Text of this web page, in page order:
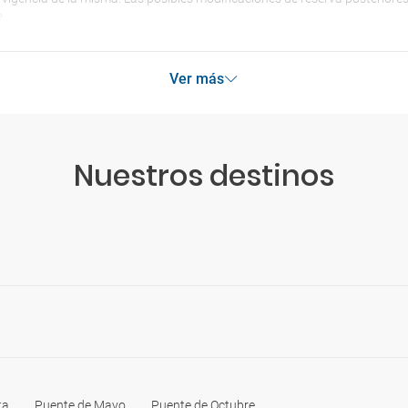
Ver más
Nuestros destinos